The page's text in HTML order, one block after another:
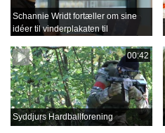
Schannie Wridt fortæller om sine
idéer til vinderplakaten til
00:42
Syddjurs Hardballforening